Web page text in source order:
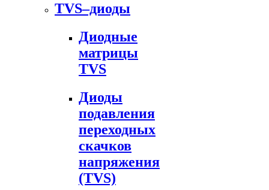
TVS–диоды
Диодные
матрицы
TVS
Диоды
подавления
переходных
скачков
напряжения
(TVS)